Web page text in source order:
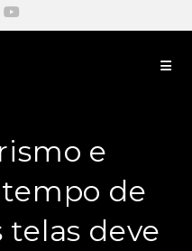
e
de
telas deve